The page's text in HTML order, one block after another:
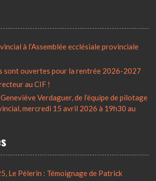
à l’Assemblée ecclésiale provinciale
sont ouvertes pour la rentrée 2026-2027
au CIF !
Verdaguer, de l’équipe de pilotage
mercredi 15 avril 2026 à 19h30 au
Le Pèlerin : Témoignage de Patrick